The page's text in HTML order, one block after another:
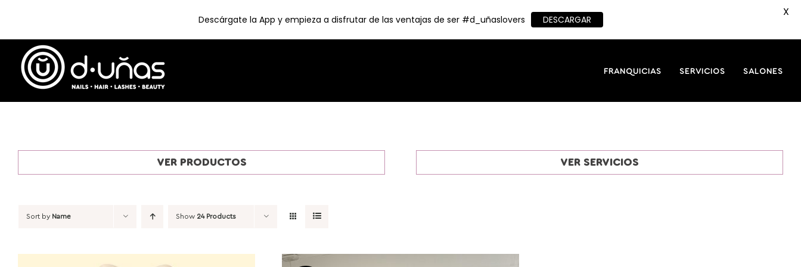
content
FRANQUICIAS SERVICIOS SALONES
VER PRODUCTOS VER SERVICIOS
Sort by Name Show 24 Products
Descárgate la App y empieza a disfrutar de las ventajas de ser #d_uñaslovers DESCARGAR
X